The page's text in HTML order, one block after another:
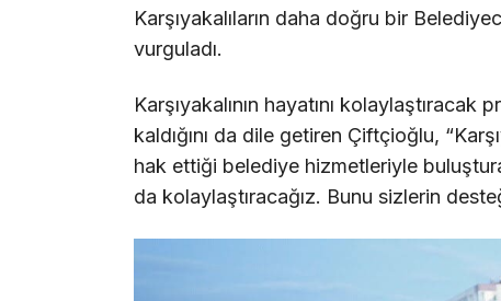
Karşıyakalıların daha doğru bir
vurguladı.
Karşıyakalının hayatını
kaldığını da dile getiren Çiftçioğlu,
hak ettiği belediye hizmetleriyle
da kolaylaştıracağız. Bunu sizlerin